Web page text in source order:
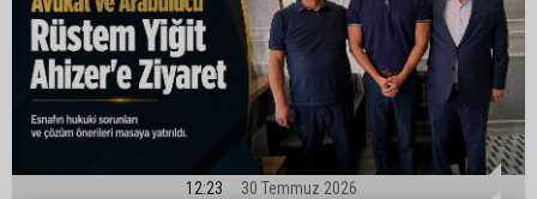
12:23 30 Temmuz 2026